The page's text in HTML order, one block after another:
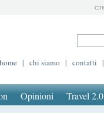
home | chi siamo | contatti |
Opinioni Travel 2.0